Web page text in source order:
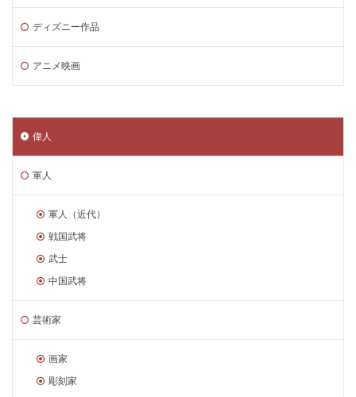
ディズニー作品
アニメ映画
偉人
軍人
軍人（近代）
戦国武将
武士
中国武将
芸術家
画家
彫刻家